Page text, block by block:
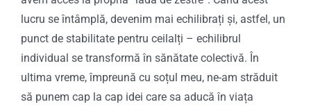
lucru se întâmplă, devenim mai echilibrați și, astfel, un
punct de stabilitate pentru ceilalți – echilibrul
individual se transformă în sănătate colectivă. În
ultima vreme, împreună cu soțul meu, ne-am străduit
să punem cap la cap idei care sa aducă în viața